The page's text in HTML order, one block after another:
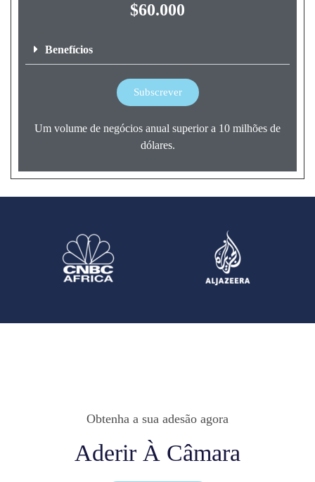
$60.000
Benefícios
Subscrever
Um volume de negócios anual superior a 10 milhões de
dólares.
Obtenha a sua adesão agora
Aderir À Câmara